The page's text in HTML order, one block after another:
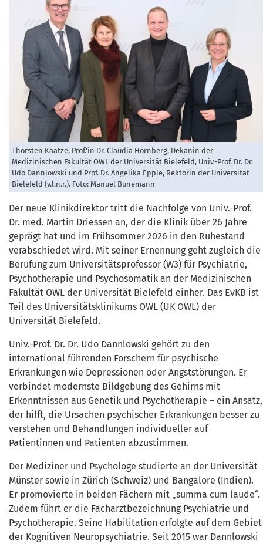
Thorsten Kaatze, Prof.'in Dr. Claudia Hornberg, Dekanin der
Medizinischen Fakultät OWL der Universität Bielefeld, Univ.-Prof. Dr. Dr.
Udo Dannlowski und Prof. Dr. Angelika Epple, Rektorin der Universität
Bielefeld (v.l.n.r.). Foto: Manuel Bünemann
Der neue Klinikdirektor tritt die Nachfolge von Univ.-Prof.
Dr. med. Martin Driessen an, der die Klinik über 26 Jahre
geprägt hat und im Frühsommer 2026 in den Ruhestand
verabschiedet wird. Mit seiner Ernennung geht zugleich die
Berufung zum Universitätsprofessor (W3) für Psychiatrie,
Psychotherapie und Psychosomatik an der Medizinischen
Fakultät OWL der Universität Bielefeld einher. Das EvKB ist
Teil des Universitätsklinikums OWL (UK OWL) der
Universität Bielefeld.
Univ.-Prof. Dr. Dr. Udo Dannlowski gehört zu den
international führenden Forschern für psychische
Erkrankungen wie Depressionen oder Angststörungen. Er
verbindet modernste Bildgebung des Gehirns mit
Erkenntnissen aus Genetik und Psychotherapie – ein Ansatz,
der hilft, die Ursachen psychischer Erkrankungen besser zu
verstehen und Behandlungen individueller auf
Patientinnen und Patienten abzustimmen.
Der Mediziner und Psychologe studierte an der Universität
Münster sowie in Zürich (Schweiz) und Bangalore (Indien).
Er promovierte in beiden Fächern mit „summa cum laude“.
Zudem führt er die Facharztbezeichnung Psychiatrie und
Psychotherapie. Seine Habilitation erfolgte auf dem Gebiet
der Kognitiven Neuropsychiatrie. Seit 2015 war Dannlowski